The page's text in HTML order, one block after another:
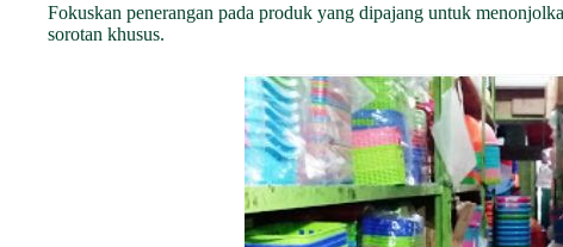
Fokuskan penerangan pada produk yang dipajang untuk
sorotan khusus.